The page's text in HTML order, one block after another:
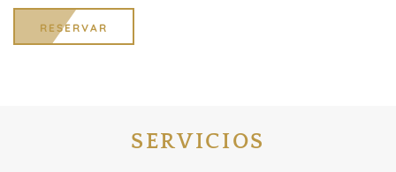
RESERVAR
SERVICIOS